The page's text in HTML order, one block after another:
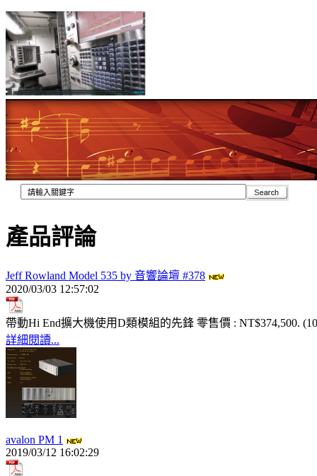
產品評論
Jeff Rowland Model 535 by 音響論壇 #378
2020/03/03 12:57:02
帶動Hi End擴大機使用D類模組的先鋒 零售價 : NT$374,500.
詳細閱讀...
avalon PM 1
2019/03/12 16:02:29